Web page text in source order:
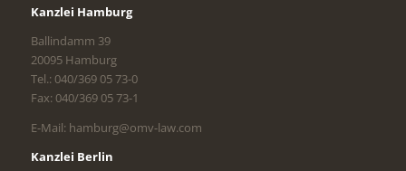
Kanzlei Hamburg
Ballindamm 39
20095 Hamburg
Tel.: 040/369 05 73-0
Fax: 040/369 05 73-1
E-Mail: hamburg@omv-law.com
Kanzlei Berlin